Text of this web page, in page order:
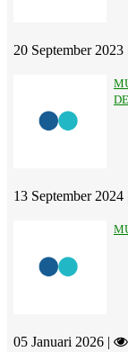
20 September 2023 |
13 September 2024 |
05 Januari 2026 |